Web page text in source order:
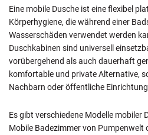
Eine mobile Dusche ist eine flexibel
Körperhygiene, die während einer
Wasserschäden verwendet werden
Duschkabinen sind universell
vorübergehend als auch dauerhaft
komfortable und private Alternative,
Nachbarn oder öffentliche
Es gibt verschiedene Modelle mobiler
Mobile Badezimmer von Pumpenwelt